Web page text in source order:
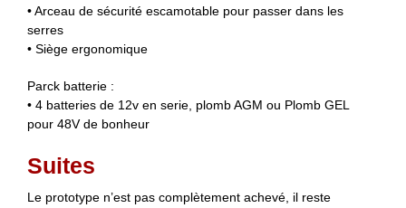
• Arceau de sécurité escamotable pour passer dans les
serres
• Siège ergonomique
Parck batterie :
• 4 batteries de 12v en serie, plomb AGM ou Plomb GEL
pour 48V de bonheur
Suites
Le prototype n’est pas complètement achevé, il reste